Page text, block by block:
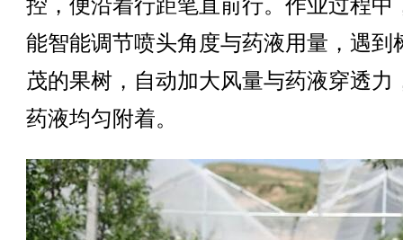
控，便沿着行距笔直前行。作业过程中
能智能调节喷头角度与药液用量，遇到
茂的果树，自动加大风量与药液穿透力
药液均匀附着。